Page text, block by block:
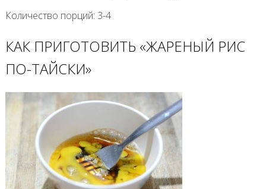
Количество порций: 3-4
КАК ПРИГОТОВИТЬ «ЖАРЕНЫЙ РИС
ПО-ТАЙСКИ»